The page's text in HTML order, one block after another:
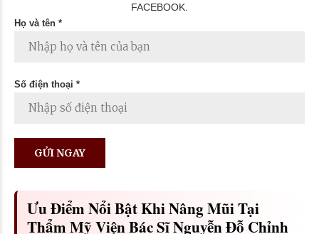
FACEBOOK.
Họ và tên *
Số điện thoại *
Ưu Điểm Nổi Bật Khi Nâng Mũi Tại
Thẩm Mỹ Viện Bác Sĩ Nguyễn Đỗ Chỉnh